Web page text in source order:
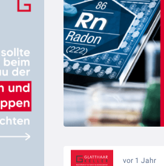
vor 1 Jahr